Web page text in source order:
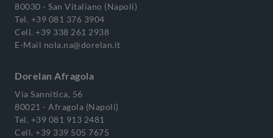
80030 - San Vitaliano (Napoli)
Tel. +39 081 376 3904
Cell. +39 338 261 2938
E-Mail nola.na@dorelan.it
Dorelan Afragola
Via Sannitica, 56
80021 - Afragola (Napoli)
Tel. +39 081 913 2481
Cell. +39 339 505 7675